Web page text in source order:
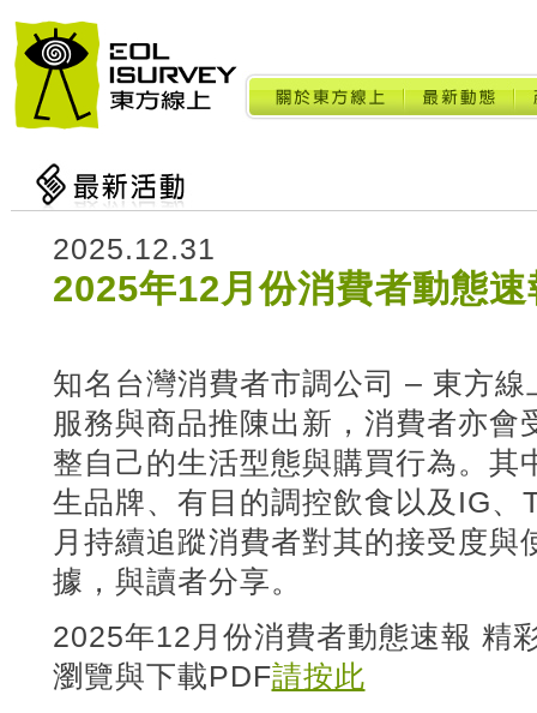
2025.12.31
2025年12月份消費者動態速
知名台灣消費者市調公司 – 東方
服務與商品推陳出新，消費者亦會
整自己的生活型態與購買行為。其
生品牌、有目的調控飲食以及IG、
月持續追蹤消費者對其的接受度與
據，與讀者分享。
2025年12月份消費者動態速報 精
瀏覽與下載PDF請按此